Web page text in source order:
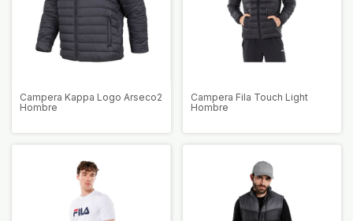
Campera Kappa Logo Arseco2
Hombre
Campera Fila Touch Light
Hombre